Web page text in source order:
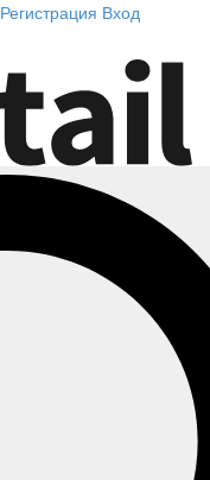
Регистрация Вход